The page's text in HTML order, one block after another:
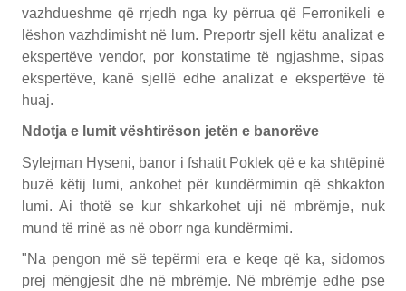
vazhdueshme që rrjedh nga ky përrua që Ferronikeli e
lëshon vazhdimisht në lum. Preportr sjell këtu analizat e
ekspertëve vendor, por konstatime të ngjashme, sipas
ekspertëve, kanë sjellë edhe analizat e ekspertëve të
huaj.
Ndotja e lumit vështirëson jetën e banorëve
Sylejman Hyseni, banor i fshatit Poklek që e ka shtëpinë
buzë këtij lumi, ankohet për kundërmimin që shkakton
lumi. Ai thotë se kur shkarkohet uji në mbrëmje, nuk
mund të rrinë as në oborr nga kundërmimi.
"Na pengon më së tepërmi era e keqe që ka, sidomos
prej mëngjesit dhe në mbrëmje. Në mbrëmje edhe pse